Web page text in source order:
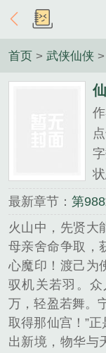
首页 > 武侠仙侠 >
作
最新章节： 第
火山中，先贤大
母亲舍命争取，
心魔印！渡己为
驭机关若羽。
万，轻盈若舞。
取得那仙宫！”
出新境，物华与